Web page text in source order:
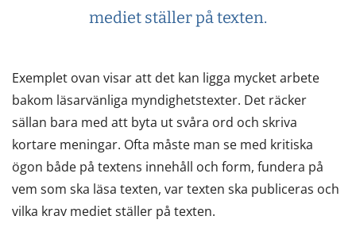
mediet ställer på texten.
Exemplet ovan visar att det kan ligga mycket arbete
bakom läsarvänliga myndighetstexter. Det räcker
sällan bara med att byta ut svåra ord och skriva
kortare meningar. Ofta måste man se med kritiska
ögon både på textens innehåll och form, fundera på
vem som ska läsa texten, var texten ska publiceras och
vilka krav mediet ställer på texten.